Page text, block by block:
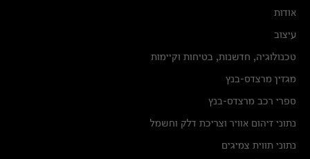
אודות
עיצוב
טכנולוגיה, חדשנות, בטיחות וקיימות
מגזין מרצדס-בנץ
ספרי רכב מרצדס-בנץ
נתוני זיהום אוויר וצריכת דלק וחשמל
נתוני תווית צמיגים